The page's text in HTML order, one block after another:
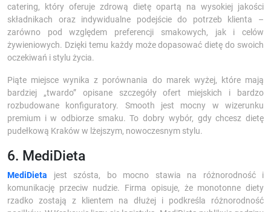
catering, który oferuje zdrową dietę opartą na wysokiej jakości
składnikach oraz indywidualne podejście do potrzeb klienta –
zarówno pod względem preferencji smakowych, jak i celów
żywieniowych. Dzięki temu każdy może dopasować dietę do swoich
oczekiwań i stylu życia.
Piąte miejsce wynika z porównania do marek wyżej, które mają
bardziej „twardo” opisane szczegóły ofert miejskich i bardzo
rozbudowane konfiguratory. Smooth jest mocny w wizerunku
premium i w odbiorze smaku. To dobry wybór, gdy chcesz dietę
pudełkową Kraków w lżejszym, nowoczesnym stylu.
6. MediDieta
MediDieta jest szósta, bo mocno stawia na różnorodność i
komunikację przeciw nudzie. Firma opisuje, że monotonne diety
rzadko zostają z klientem na dłużej i podkreśla różnorodność